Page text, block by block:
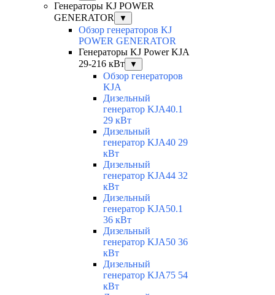
Генераторы KJ POWER
GENERATOR
▼
Обзор генераторов KJ
POWER GENERATOR
Генераторы KJ Power KJA
29-216 кВт
▼
Обзор генераторов
KJA
Дизельный
генератор KJA40.1
29 кВт
Дизельный
генератор KJA40 29
кВт
Дизельный
генератор KJA44 32
кВт
Дизельный
генератор KJA50.1
36 кВт
Дизельный
генератор KJA50 36
кВт
Дизельный
генератор KJA75 54
кВт